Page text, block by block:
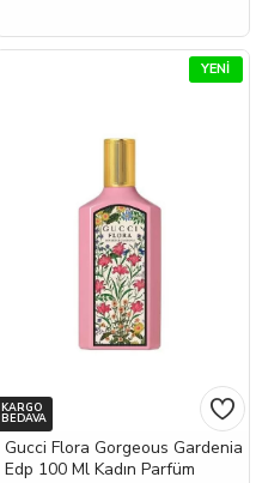
YENI
KARGO
BEDAVA
Gucci Flora Gorgeous Gardenia
Edp 100 Ml Kadın Parfüm